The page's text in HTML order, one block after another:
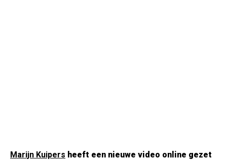
Marijn Kuipers heeft een nieuwe video online gezet